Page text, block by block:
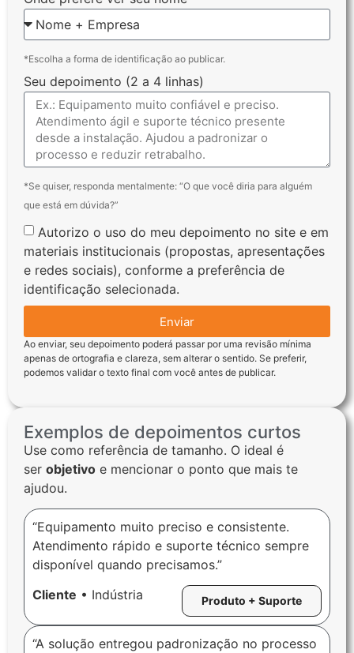
*Escolha a forma de identificação ao publicar.
Seu depoimento (2 a 4 linhas)
*Se quiser, responda mentalmente: “O que você diria para alguém
que está em dúvida?”
Autorizo o uso do meu depoimento no site e em
materiais institucionais (propostas, apresentações
e redes sociais), conforme a preferência de
identificação selecionada.
Enviar
Ao enviar, seu depoimento poderá passar por uma revisão mínima
apenas de ortografia e clareza, sem alterar o sentido. Se preferir,
podemos validar o texto final com você antes de publicar.
Exemplos de depoimentos curtos
Use como referência de tamanho. O ideal é
ser objetivo e mencionar o ponto que mais te
ajudou.
“Equipamento muito preciso e consistente.
Atendimento rápido e suporte técnico sempre
disponível quando precisamos.”
Cliente • Indústria Produto + Suporte
“A solução entregou padronização no processo